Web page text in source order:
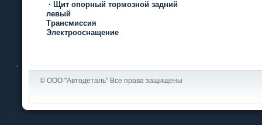
· Щит опорный тормозной задний
левый
Трансмиссия
Электрооснащение
© ООО "Автодеталь" Все права защищены